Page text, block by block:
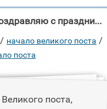
Поздравления на начало поста "Поздравляю с праздником Великого поста, Пусть восстанет радостью бессмертная"
/ начало великого поста /
поста
поста,